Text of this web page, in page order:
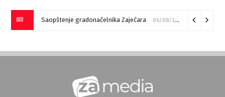
Saopštenje gradonačelnika Zaječara 06/08/2026